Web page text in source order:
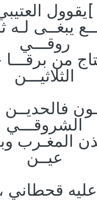
]يقوول
يبغــى لـه
روقـــي
من
الثلاثيـــن
الشروقـــي
المغـرب
عيــن
قحطاني